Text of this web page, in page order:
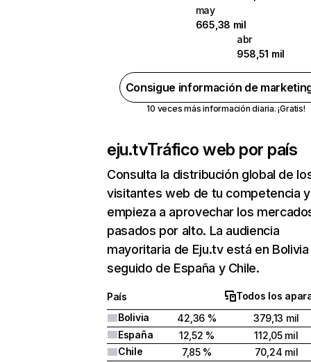
may
665,38 mil
abr
958,51 mil
Consigue información de
10 veces más información diaria. ¡Gratis!
eju.tvTráfico web por país
Consulta la distribución global de
visitantes web de tu competencia y
empieza a aprovechar los
pasados por alto. La audiencia
mayoritaria de Eju.tv está en Bolivia
seguido de España y Chile.
País
Todos los
Bolivia
42,36 %
379,13 mil
España
12,52 %
112,05 mil
Chile
7,85 %
70,24 mil